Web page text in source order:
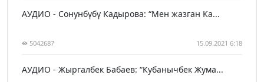
АУДИО - Сонунбүбү Кадырова: “Мен жазган Ка...
5042687 15.09.2021 6:18
АУДИО - Жыргалбек Бабаев: “Кубанычбек Жума...